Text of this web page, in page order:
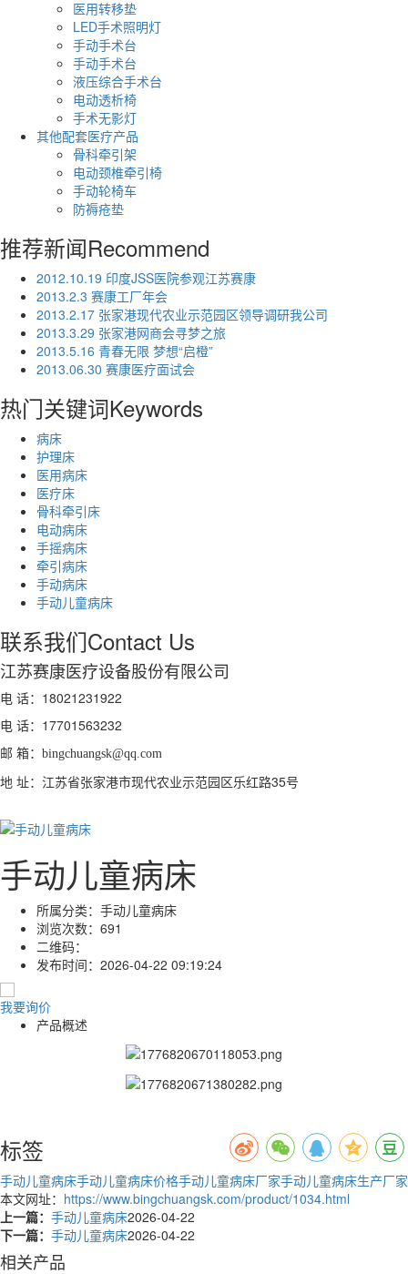
医用转移垫
LED手术照明灯
手动手术台
手动手术台
液压综合手术台
电动透析椅
手术无影灯
其他配套医疗产品
骨科牵引架
电动颈椎牵引椅
手动轮椅车
防褥疮垫
推荐新闻Recommend
2012.10.19 印度JSS医院参观江苏赛康
2013.2.3 赛康工厂年会
2013.2.17 张家港现代农业示范园区领导调研我公司
2013.3.29 张家港网商会寻梦之旅
2013.5.16 青春无限 梦想“启橙”
2013.06.30 赛康医疗面试会
热门关键词Keywords
病床
护理床
医用病床
医疗床
骨科牵引床
电动病床
手摇病床
牵引病床
手动病床
手动儿童病床
联系我们Contact Us
江苏赛康医疗设备股份有限公司
电 话：18021231922
电 话： 17701563232
邮 箱： bingchuangsk@qq.com
地 址：江苏省张家港市现代农业示范园区乐红路35号
手动儿童病床
所属分类： 手动儿童病床
浏览次数： 691
二维码：
发布时间： 2026-04-22 09:19:24
我要询价
产品概述
标签
手动儿童病床手动儿童病床价格手动儿童病床厂家手动儿童病床生产厂家
本文网址： https://www.bingchuangsk.com/product/1034.html
上一篇： 手动儿童病床2026-04-22
下一篇： 手动儿童病床2026-04-22
相关产品